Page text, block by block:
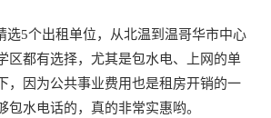
选5个出租单位，从北温到温哥华市中心
区都有选择，尤其是包水电、上网的单
，因为公共事业费用也是租房开销的一
包水电话的，真的非常实惠哟。